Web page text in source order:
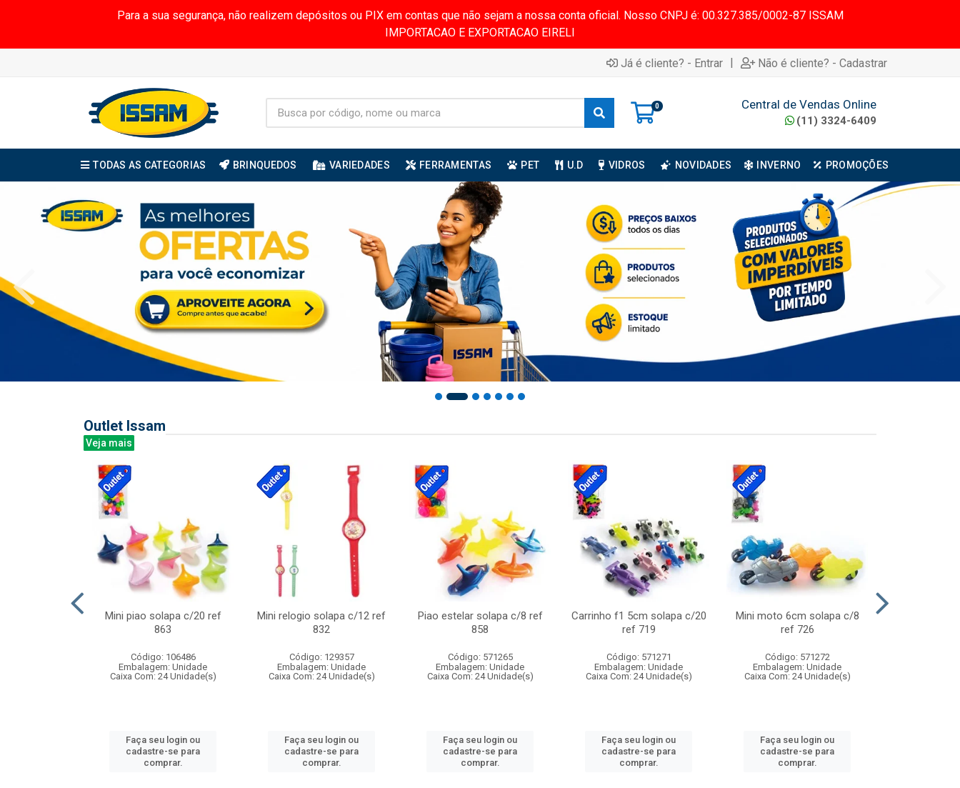
Para a sua segurança, não realizem depósitos ou PIX em contas que não sejam a nossa conta oficial. Nosso CNPJ é: 00.327.385/0002-87 ISSAM
IMPORTACAO E EXPORTACAO EIRELI
Já é cliente? - Entrar | Não é cliente? - Cadastrar
0 Central de Vendas Online
(11) 3324-6409
TODAS AS CATEGORIAS BRINQUEDOS VARIEDADES FERRAMENTAS PET U.D VIDROS NOVIDADES INVERNO PROMOÇÕES
Outlet Issam
Veja mais
Mini piao solapa c/20 ref
863
Código: 106486
Embalagem: Unidade
Caixa Com: 24 Unidade(s)
Faça seu login ou
cadastre-se para
comprar.
Mini relogio solapa c/12 ref
832
Código: 129357
Embalagem: Unidade
Caixa Com: 24 Unidade(s)
Faça seu login ou
cadastre-se para
comprar.
Piao estelar solapa c/8 ref
858
Código: 571265
Embalagem: Unidade
Caixa Com: 24 Unidade(s)
Faça seu login ou
cadastre-se para
comprar.
Carrinho f1 5cm solapa c/20
ref 719
Código: 571271
Embalagem: Unidade
Caixa Com: 24 Unidade(s)
Faça seu login ou
cadastre-se para
comprar.
Mini moto 6cm solapa c/8
ref 726
Código: 571272
Embalagem: Unidade
Caixa Com: 24 Unidade(s)
Faça seu login ou
cadastre-se para
comprar.